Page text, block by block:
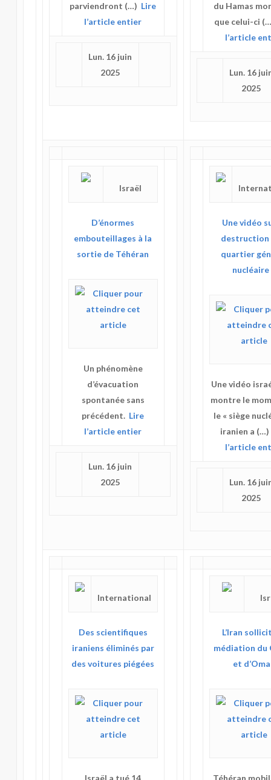
parviendront (…) Lire
l’article entier
Lun. 16 juin
2025
du Hamas
que celui-ci
l’article
Lun. 16
2025
Israël
D’énormes
embouteillages à la
sortie de Téhéran
Un phénomène
d’évacuation
spontanée sans
précédent. Lire
l’article entier
Lun. 16 juin
2025
Une vidéo
destruction
quartier
nucléaire
Une vidéo
montre le
le « siège
iranien a
l’article
Lun. 16
2025
International
Des scientifiques
iraniens éliminés par
des voitures piégées
Israël a tué 14
L’Iran
médiation du
et
Téhéran